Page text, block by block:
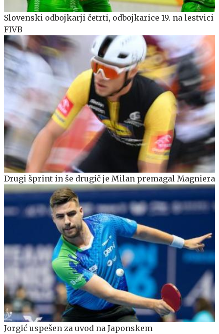
Slovenski odbojkarji četrti, odbojkarice 19. na lestvici
FIVB
Drugi šprint in še drugič je Milan premagal Magniera
Jorgić uspešen za uvod na Japonskem